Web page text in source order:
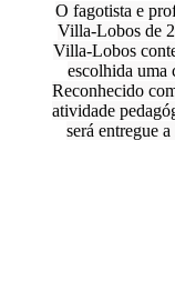
O fagotista e
Villa-Lobos de
Villa-Lobos
escolhida uma
Reconhecido
atividade
será entregue